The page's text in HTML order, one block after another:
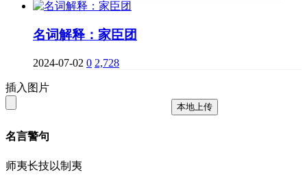
名词解释：家臣团
2024-07-02 0 2,728
插入图片
本地上传
名言警句
师夷长技以制夷